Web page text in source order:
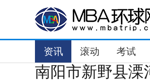
资讯 滚动 考试
南阳市新野县溧